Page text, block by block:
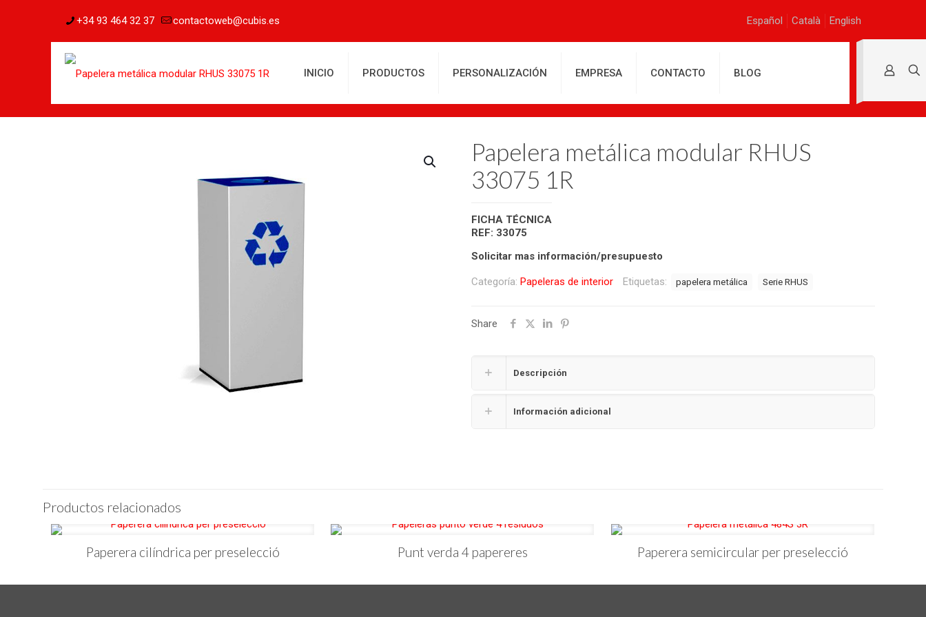
+34 93 464 32 37 contactoweb@cubis.es Español Català English
INICIO PRODUCTOS PERSONALIZACIÓN EMPRESA CONTACTO BLOG
Papelera metálica modular RHUS
33075 1R
FICHA TÉCNICA
REF: 33075
Solicitar mas información/presupuesto
Categoría: Papeleras de interior Etiquetas: papelera metálica Serie RHUS
Share
Descripción
Información adicional
Productos relacionados
Paperera cilíndrica per preselecció Punt verda 4 papereres Paperera semicircular per preselecció